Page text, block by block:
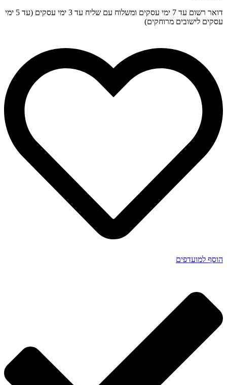
דואר רשום עד 7 ימי עסקים ומשלוח עם שליח עד 3 ימי עסקים (עד 5 ימי
עסקים לישובים מרוחקים)
הוסף למועדפים